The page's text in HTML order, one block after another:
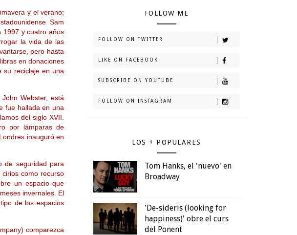
y el verano;
Sam
1997 y cuatro años
la vida de las
pero hasta
en donaciones
su reciclaje en una
Webster, está
fue hallada en una
del siglo XVII.
por lámparas de
inauguró en
de seguridad para
como recurso
un espacio que
invernales. El
de los espacios
comparezca
FOLLOW ME
FOLLOW ON TWITTER
LIKE ON FACEBOOK
SUBSCRIBE ON YOUTUBE
FOLLOW ON INSTAGRAM
LOS + POPULARES
Tom Hanks, el 'nuevo' en
Broadway
'De-sideris (looking for
happiness)' obre el curs
del Ponent